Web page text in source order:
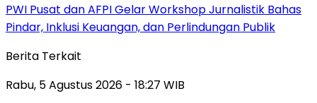
PWI Pusat dan AFPI Gelar Workshop Jurnalistik Bahas
Pindar, Inklusi Keuangan, dan Perlindungan Publik
Berita Terkait
Rabu, 5 Agustus 2026 - 18:27 WIB